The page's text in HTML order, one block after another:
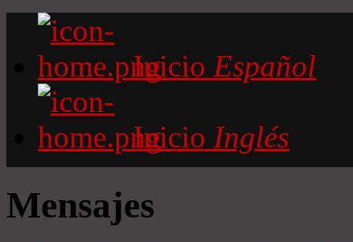
Inicio Español
Inicio Inglés
Mensajes